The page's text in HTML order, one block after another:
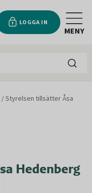
LOGGA IN
MENY
/Styrelsen tillsätter Åsa
Hedenberg